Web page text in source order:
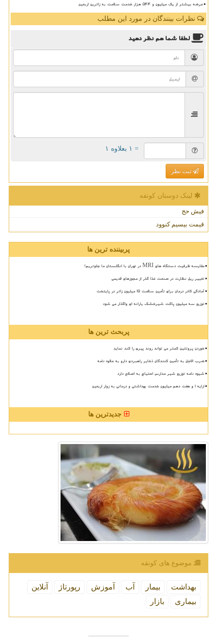
عرضه بیشتر از یک میلیون و ۵۴۴ هزار خدمت سلامت به زائرین اربعین
نظرات بینندگان در مورد این مطلب
لطفا شما همنظر دهید
= ۱ بعلاوه ۱
ثبت نظر
لینک دوستان كونفه
فیش حج
قیمت بیسیم کنوود
پربیننده ترین ها
مقایسه ظرفیت دستگاه های MRI در تهران با انگلستان ما جلوتریم!
تغییر ریل نظارت در صنعت غذا گذر از مجوزهای قدیمی
آمادگی کادر درمان برای تأمین سلامت 15 میلیون زائر در پایتخت
توزیع سه میلیون پاکت شیرخشک یارانه ای واگذار می شود
پربحث ترین ها
خوردن پروتئین کمتر می تواند روند پیری را کند نماید
ضرب الاجل به تأمین کنندگان ذخایر راهبردی دارو به علاوه نامه
شیوه نامه توزیع شیر مدارس احتیاج به اصلاح دارد
ارایه ۱ و هفت دهم میلیون خدمت بهداشتی و درمانی به زوار اربعین
جدیدترین ها
موضوع های كونفه
بهداشت بیمار آب آموزش رپورتاژ
آنلاین
بیماری
بازار